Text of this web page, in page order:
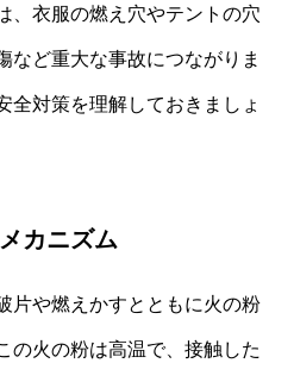
、衣服の燃え穴やテントの穴
など重大な事故につながりま
全対策を理解しておきましょ
カニズム
片や燃えかすとともに火の粉
の火の粉は高温で、接触した